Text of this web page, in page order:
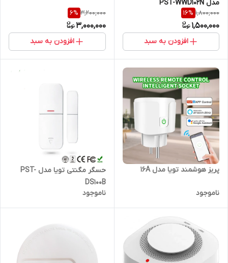
مدل PST-WWD102N
1,800,000
16%
1,500,000
افزودن به سبد
3,200,000
6%
3,000,000
افزودن به سبد
پریز هوشمند تویا مدل 16A
ناموجود
حسگر مگنتی تویا مدل PST-
DS100B
ناموجود